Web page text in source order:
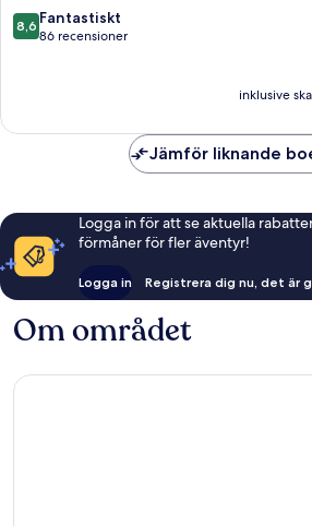
8.6
av
8,6 Fantastiskt
86 recensioner
inklusive
Jämför liknande
Logga in för att se aktuella
förmåner för fler äventyr!
Logga in Registrera dig nu, det är
Om området